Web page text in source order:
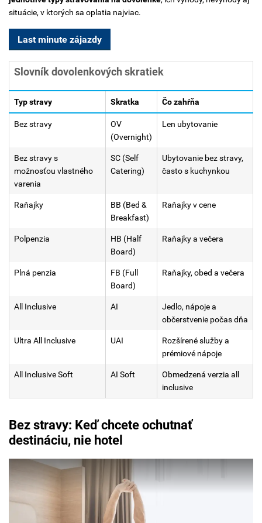
situácie, v ktorých sa oplatia najviac.
Last minute zájazdy
Slovník dovolenkových skratiek
Typ stravy Skratka Čo zahŕňa
Bez stravy
OV
(Overnight)
Len ubytovanie
Bez stravy s
možnosťou vlastného
varenia
SC (Self
Catering)
Ubytovanie bez stravy,
často s kuchynkou
Raňajky
BB (Bed &
Breakfast)
Raňajky v cene
Polpenzia
HB (Half
Board)
Raňajky a večera
Plná penzia
FB (Full
Board)
Raňajky, obed a večera
All Inclusive AI
Jedlo, nápoje a
občerstvenie počas dňa
Ultra All Inclusive UAI
Rozšírené služby a
prémiové nápoje
All Inclusive Soft AI Soft
Obmedzená verzia all
inclusive
Bez stravy: Keď chcete ochutnať
destináciu, nie hotel